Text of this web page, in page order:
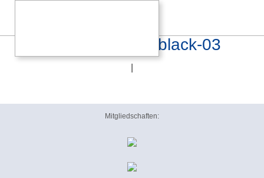
Canor-Asterion-V3-black-03
Mitgliedschaften: